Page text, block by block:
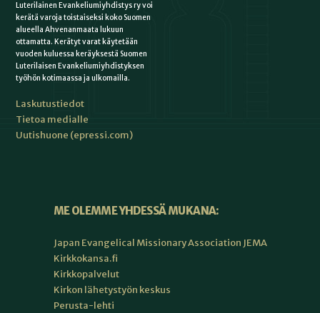
Luterilainen Evankeliumiyhdistys ry voi
kerätä varoja toistaiseksi koko Suomen
alueella Ahvenanmaata lukuun
ottamatta. Kerätyt varat käytetään
vuoden kuluessa keräyksestä Suomen
Luterilaisen Evankeliumiyhdistyksen
työhön kotimaassa ja ulkomailla.
Laskutustiedot
Tietoa medialle
Uutishuone (epressi.com)
ME OLEMME YHDESSÄ MUKANA:
Japan Evangelical Missionary Association JEMA
Kirkkokansa.fi
Kirkkopalvelut
Kirkon lähetystyön keskus
Perusta-lehti